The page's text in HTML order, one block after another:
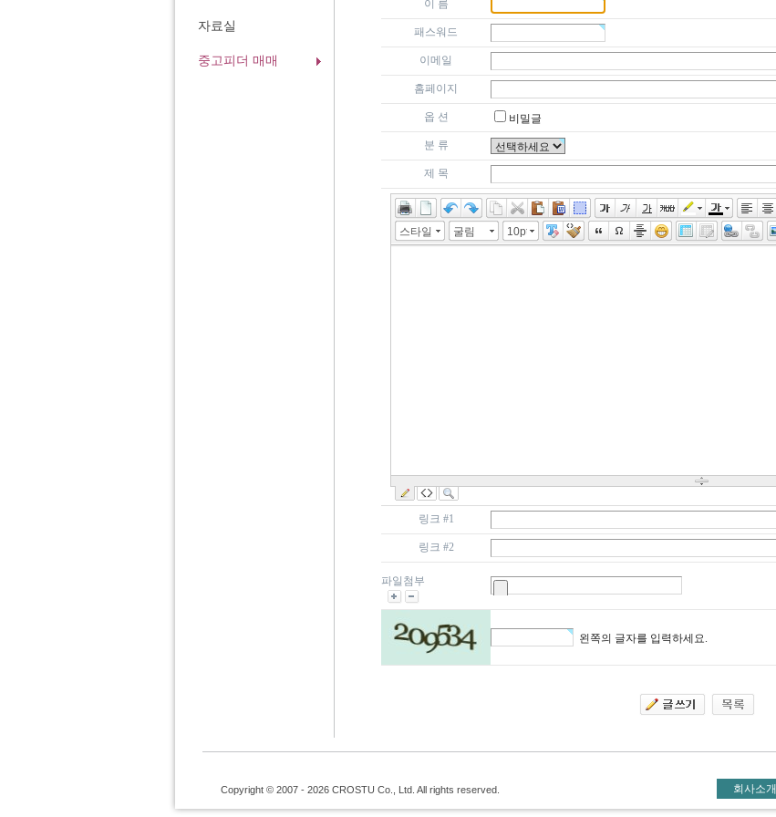
자료실
중고피더 매매
이 름
패스워드
이메일
홈페이지
옵 션 비밀글
분 류
제 목
스타일 굴림 10pt
링크 #1
링크 #2
파일첨부
왼쪽의 글자를 입력하세요.
회사소개
Copyright © 2007 - 2026 CROSTU Co., Ltd. All rights reserved.